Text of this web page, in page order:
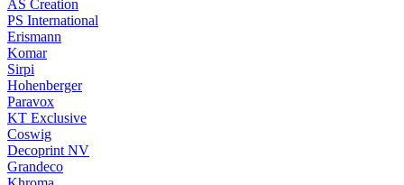
AS Creation
PS International
Erismann
Komar
Sirpi
Hohenberger
Paravox
KT Exclusive
Coswig
Decoprint NV
Grandeco